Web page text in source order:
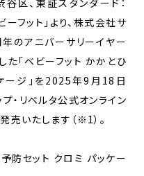
フット」より、株式会社サ
のアニバーサリーイヤー
た「ベビーフット かかとひ
ージ」を2025年9月18日
プ・リベルタ公式オンライン
売いたします（※1）。
防セット クロミ パッケー